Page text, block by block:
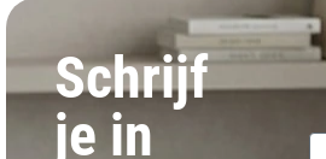
Schrijf
je in